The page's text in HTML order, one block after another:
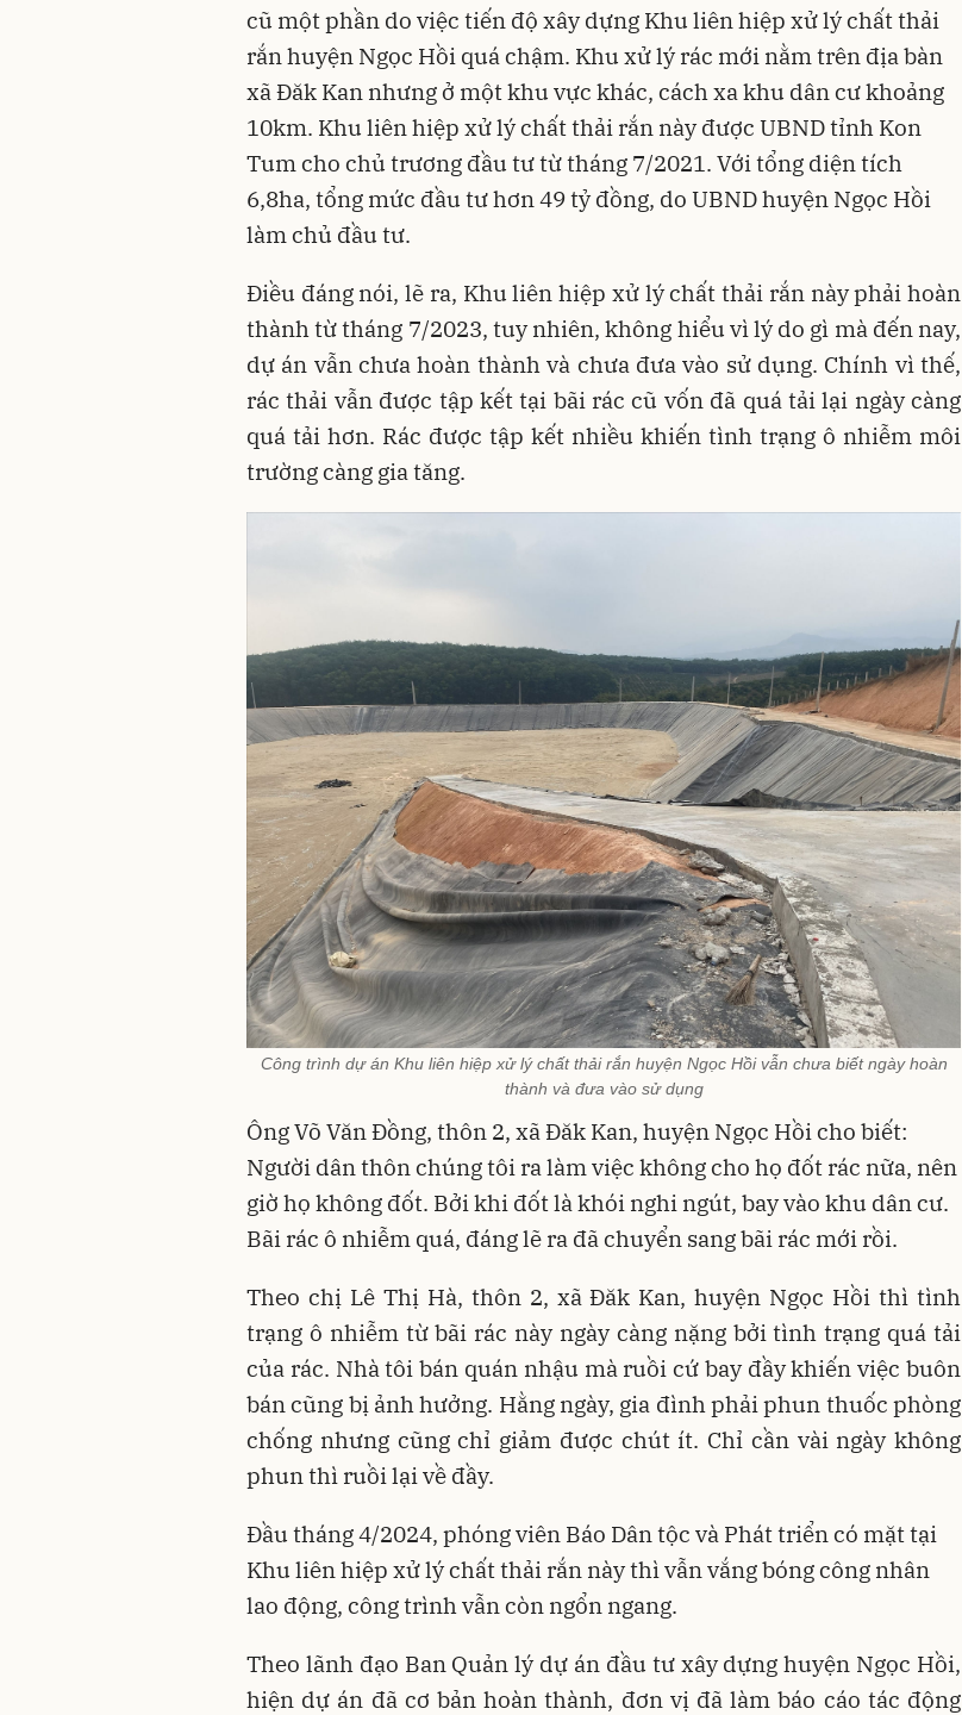
cũ một phần do việc tiến độ xây dựng Khu liên hiệp xử lý chất thải
rắn huyện Ngọc Hồi quá chậm. Khu xử lý rác mới nằm trên địa bàn
xã Đăk Kan nhưng ở một khu vực khác, cách xa khu dân cư khoảng
10km. Khu liên hiệp xử lý chất thải rắn này được UBND tỉnh Kon
Tum cho chủ trương đầu tư từ tháng 7/2021. Với tổng diện tích
6,8ha, tổng mức đầu tư hơn 49 tỷ đồng, do UBND huyện Ngọc Hồi
làm chủ đầu tư.
Điều đáng nói, lẽ ra, Khu liên hiệp xử lý chất thải rắn này phải hoàn
thành từ tháng 7/2023, tuy nhiên, không hiểu vì lý do gì mà đến nay,
dự án vẫn chưa hoàn thành và chưa đưa vào sử dụng. Chính vì thế,
rác thải vẫn được tập kết tại bãi rác cũ vốn đã quá tải lại ngày càng
quá tải hơn. Rác được tập kết nhiều khiến tình trạng ô nhiễm môi
trường càng gia tăng.
Công trình dự án Khu liên hiệp xử lý chất thải rắn huyện Ngọc Hồi vẫn chưa biết ngày hoàn
thành và đưa vào sử dụng
Ông Võ Văn Đồng, thôn 2, xã Đăk Kan, huyện Ngọc Hồi cho biết:
Người dân thôn chúng tôi ra làm việc không cho họ đốt rác nữa, nên
giờ họ không đốt. Bởi khi đốt là khói nghi ngút, bay vào khu dân cư.
Bãi rác ô nhiễm quá, đáng lẽ ra đã chuyển sang bãi rác mới rồi.
Theo chị Lê Thị Hà, thôn 2, xã Đăk Kan, huyện Ngọc Hồi thì tình
trạng ô nhiễm từ bãi rác này ngày càng nặng bởi tình trạng quá tải
của rác. Nhà tôi bán quán nhậu mà ruồi cứ bay đầy khiến việc buôn
bán cũng bị ảnh hưởng. Hằng ngày, gia đình phải phun thuốc phòng
chống nhưng cũng chỉ giảm được chút ít. Chỉ cần vài ngày không
phun thì ruồi lại về đầy.
Đầu tháng 4/2024, phóng viên Báo Dân tộc và Phát triển có mặt tại
Khu liên hiệp xử lý chất thải rắn này thì vẫn vắng bóng công nhân
lao động, công trình vẫn còn ngổn ngang.
Theo lãnh đạo Ban Quản lý dự án đầu tư xây dựng huyện Ngọc Hồi,
hiện dự án đã cơ bản hoàn thành, đơn vị đã làm báo cáo tác động